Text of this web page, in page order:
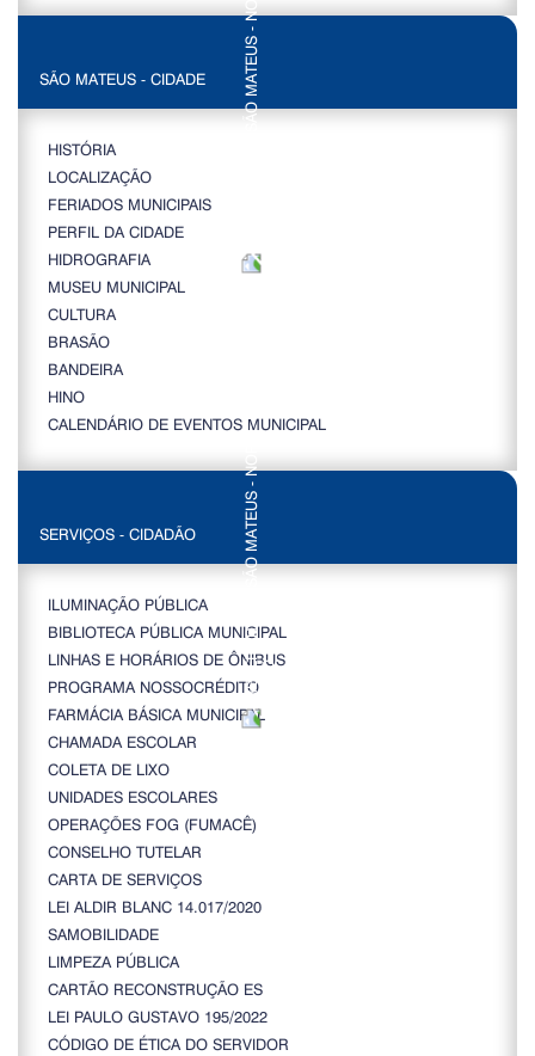
SÃO MATEUS - CIDADE
HISTÓRIA
LOCALIZAÇÃO
FERIADOS MUNICIPAIS
PERFIL DA CIDADE
HIDROGRAFIA
MUSEU MUNICIPAL
CULTURA
BRASÃO
BANDEIRA
HINO
CALENDÁRIO DE EVENTOS MUNICIPAL
SERVIÇOS - CIDADÃO
ILUMINAÇÃO PÚBLICA
BIBLIOTECA PÚBLICA MUNICIPAL
LINHAS E HORÁRIOS DE ÔNIBUS
PROGRAMA NOSSOCRÉDITO
FARMÁCIA BÁSICA MUNICIPAL
CHAMADA ESCOLAR
COLETA DE LIXO
UNIDADES ESCOLARES
OPERAÇÕES FOG (FUMACÊ)
CONSELHO TUTELAR
CARTA DE SERVIÇOS
LEI ALDIR BLANC 14.017/2020
SAMOBILIDADE
LIMPEZA PÚBLICA
CARTÃO RECONSTRUÇÃO ES
LEI PAULO GUSTAVO 195/2022
CÓDIGO DE ÉTICA DO SERVIDOR